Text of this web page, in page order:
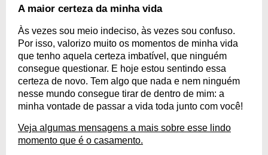
A maior certeza da minha vida
Às vezes sou meio indeciso, às vezes sou confuso.
Por isso, valorizo muito os momentos de minha vida
que tenho aquela certeza imbatível, que ninguém
consegue questionar. E hoje estou sentindo essa
certeza de novo. Tem algo que nada e nem ninguém
nesse mundo consegue tirar de dentro de mim: a
minha vontade de passar a vida toda junto com você!
Veja algumas mensagens a mais sobre esse lindo
momento que é o casamento.